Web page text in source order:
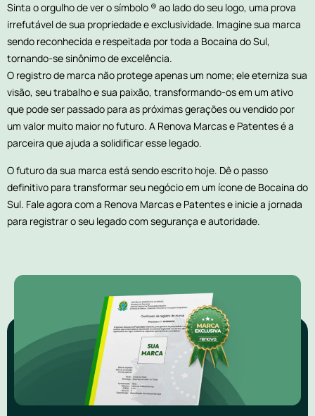
Sinta o orgulho de ver o símbolo ® ao lado do seu logo, uma prova
irrefutável de sua propriedade e exclusividade. Imagine sua marca
sendo reconhecida e respeitada por toda a Bocaina do Sul,
tornando-se sinônimo de excelência.
O registro de marca não protege apenas um nome; ele eterniza sua
visão, seu trabalho e sua paixão, transformando-os em um ativo
que pode ser passado para as próximas gerações ou vendido por
um valor muito maior no futuro. A Renova Marcas e Patentes é a
parceira que ajuda a solidificar esse legado.
O futuro da sua marca está sendo escrito hoje. Dê o passo
definitivo para transformar seu negócio em um ícone de Bocaina do
Sul. Fale agora com a Renova Marcas e Patentes e inicie a jornada
para registrar o seu legado com segurança e autoridade.